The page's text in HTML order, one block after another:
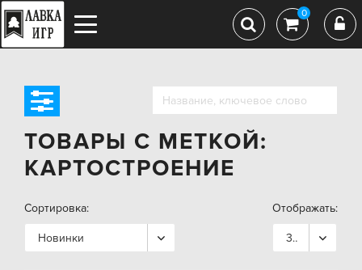
0
ТОВАРЫ С МЕТКОЙ:
КАРТОСТРОЕНИЕ
Сортировка:
Новинки
Отображать:
36